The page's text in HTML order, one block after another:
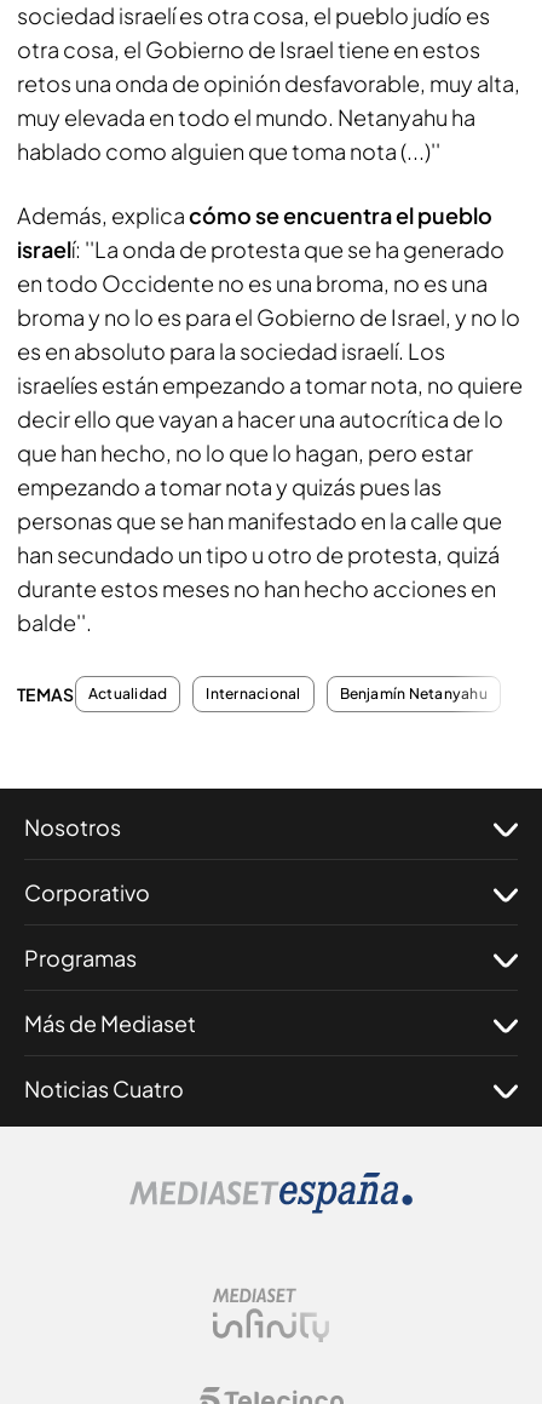
sociedad israelí es otra cosa, el pueblo judío es
otra cosa, el Gobierno de Israel tiene en estos
retos una onda de opinión desfavorable, muy alta,
muy elevada en todo el mundo. Netanyahu ha
hablado como alguien que toma nota (...)''
Además, explicacómo se encuentra el pueblo
israelí: ''La onda de protesta que se ha generado
en todo Occidente no es una broma, no es una
broma y no lo es para el Gobierno de Israel, y no lo
es en absoluto para la sociedad israelí. Los
israelíes están empezando a tomar nota, no quiere
decir ello que vayan a hacer una autocrítica de lo
que han hecho, no lo que lo hagan, pero estar
empezando a tomar nota y quizás pues las
personas que se han manifestado en la calle que
han secundado un tipo u otro de protesta, quizá
durante estos meses no han hecho acciones en
balde''.
TEMAS Actualidad Internacional Benjamín Netanyahu
Nosotros
Corporativo
Programas
Más de Mediaset
Noticias Cuatro